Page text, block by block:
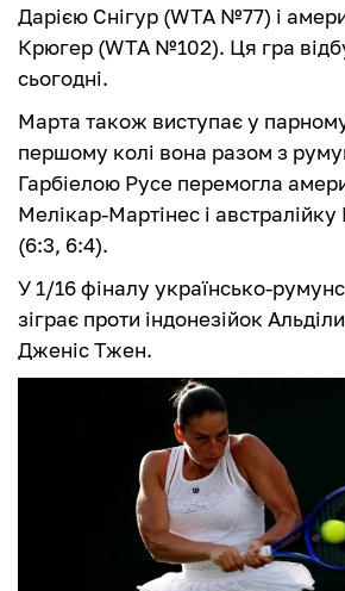
Дарією Снігур (WTA №77) і
Крюгер (WTA №102). Ця гра
сьогодні.
Марта також виступає у
першому колі вона разом з
Гарбіелою Русе перемогла
Мелікар-Мартінес і австралійку
(6:3, 6:4).
У 1/16 фіналу українсько-
зіграє проти індонезійок
Дженіс Тжен.